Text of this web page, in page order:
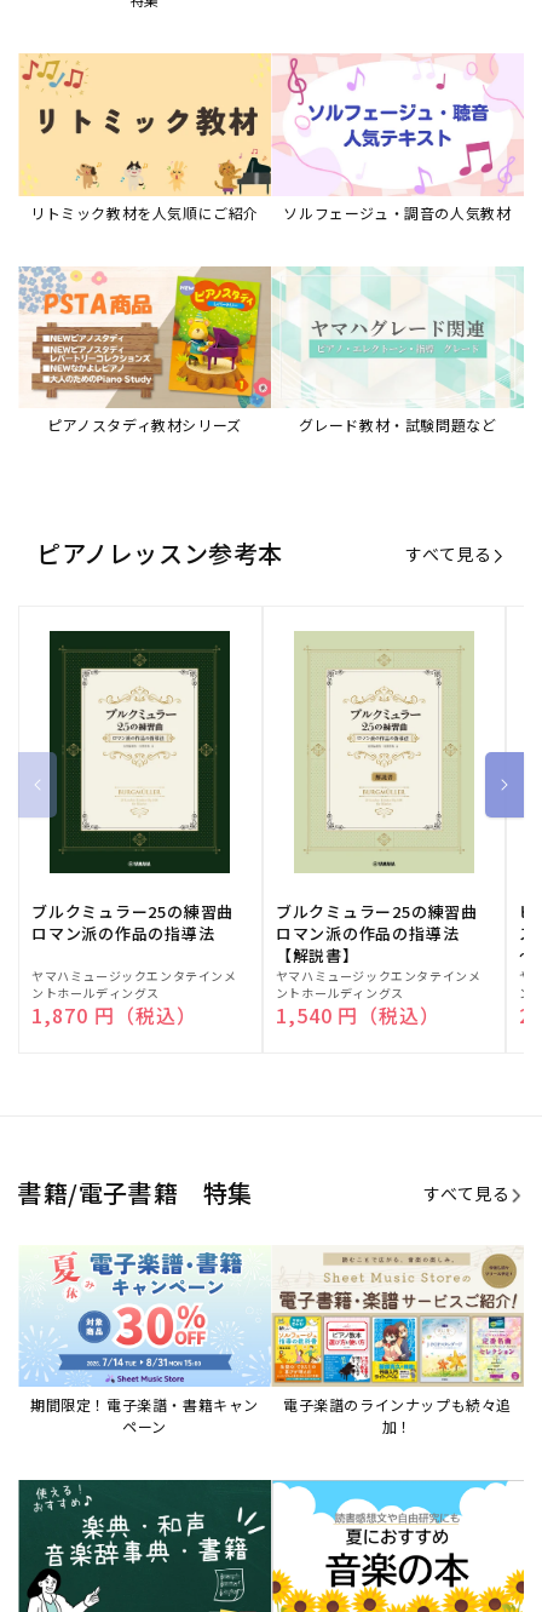
リトミック教材を人気順にご紹介 ソルフェージュ・調音の人気教材
ピアノスタディ教材シリーズ グレード教材・試験問題など
ピアノレッスン参考本 すべて見る
ブルクミュラー25の練習曲
ロマン派の作品の指導法
販
売
元:
ヤマハミュージックエンタテインメ
ントホールディングス
通常価格
1,870 円（税込）
ブルクミュラー25の練習曲
ロマン派の作品の指導法
【解説書】
販
売
元:
ヤマハミュージックエンタテインメ
ントホールディングス
通常価格
1,540 円（税込）
ピ
ス
～
販
売
元:
ヤ
ン
書籍/電子書籍 特集 すべて見る
期間限定！電子楽譜・書籍キャン
ペーン
電子楽譜のラインナップも続々追
加！